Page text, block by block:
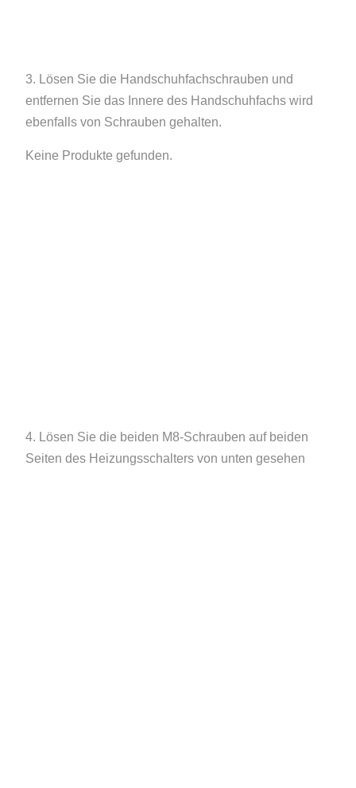
3. Lösen Sie die Handschuhfachschrauben und
entfernen Sie das Innere des Handschuhfachs wird
ebenfalls von Schrauben gehalten.
Keine Produkte gefunden.
4. Lösen Sie die beiden M8-Schrauben auf beiden
Seiten des Heizungsschalters von unten gesehen